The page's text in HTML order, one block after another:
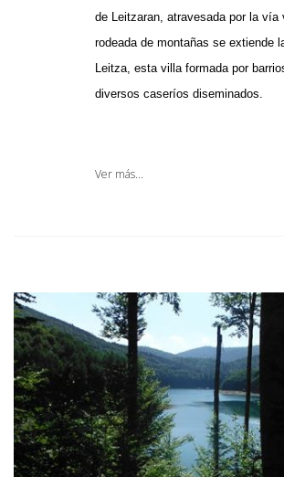
de Leitzaran, atravesada por la vía
rodeada de montañas se extiende
Leitza, esta villa formada por
diversos caseríos diseminados.
Ver más...